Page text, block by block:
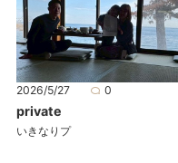
2026/5/27 0
private
いきなりプ